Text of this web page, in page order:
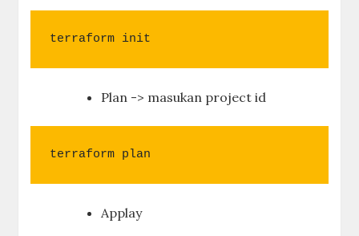
terraform init
Plan -> masukan project id
terraform plan
Applay